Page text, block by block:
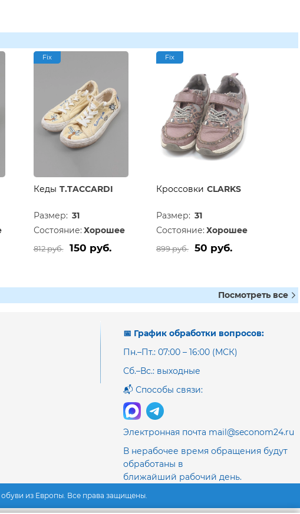
Fix
Кеды T.TACCARDI
Размер: 31
Состояние: Хорошее
812 руб. 150 руб.
Fix
Кроссовки CLARKS
Размер: 31
Состояние: Хорошее
899 руб. 50 руб.
Посмотреть все
📅 График обработки вопросов:
Пн.–Пт.: 07:00 – 16:00 (МСК)
Сб.–Вс.: выходные
📬 Способы связи:
Электронная почта mail@seconom24.ru
В нерабочее время обращения будут
обработаны в
ближайший рабочий день.
из Европы. Все права защищены.